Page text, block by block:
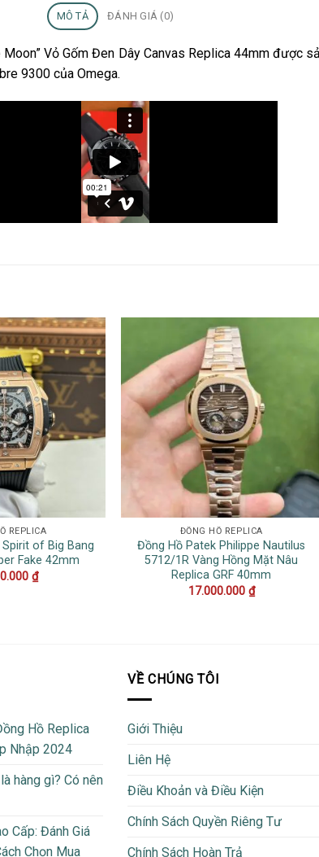
MÔ TẢ ĐÁNH GIÁ (0)
Vỏ Gốm Đen Dây Canvas Replica 44mm được
9300 của Omega.
REPLICA
of Big Bang
Fake 42mm
₫
ĐỒNG HỒ REPLICA
Đồng Hồ Patek Philippe Nautilus
5712/1R Vàng Hồng Mặt Nâu
Replica GRF 40mm
17.000.000 ₫
Hồ Replica
Nhập 2024
hàng gì? Có nên
Cấp: Đánh Giá
Chọn Mua
VỀ CHÚNG TÔI
Giới Thiệu
Liên Hệ
Điều Khoản và Điều Kiện
Chính Sách Quyền Riêng Tư
Chính Sách Hoàn Trả